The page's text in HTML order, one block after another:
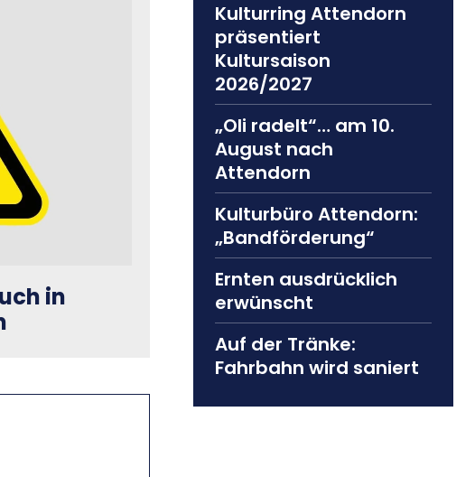
in
Kulturring Attendorn
präsentiert
Kultursaison
2026/2027
„Oli radelt“… am 10.
August nach
Attendorn
Kulturbüro Attendorn:
„Bandförderung“
Ernten ausdrücklich
erwünscht
Auf der Tränke:
Fahrbahn wird saniert